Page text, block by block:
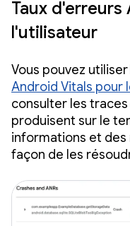
Taux d'erreurs
l'utilisateur
Vous pouvez utiliser
Android Vitals pour
consulter les
produisent sur le
informations et des
façon de les